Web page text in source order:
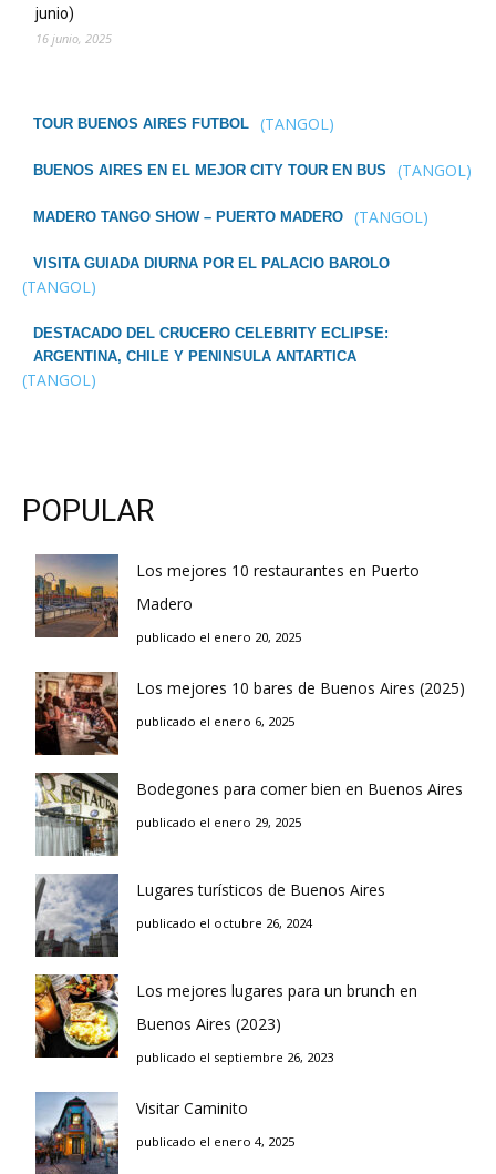
junio)
16 junio, 2025
TOUR BUENOS AIRES FUTBOL (TANGOL)
BUENOS AIRES EN EL MEJOR CITY TOUR EN BUS (TANGOL)
MADERO TANGO SHOW – PUERTO MADERO (TANGOL)
VISITA GUIADA DIURNA POR EL PALACIO BAROLO
(TANGOL)
DESTACADO DEL CRUCERO CELEBRITY ECLIPSE:
ARGENTINA, CHILE Y PENINSULA ANTARTICA
(TANGOL)
POPULAR
Los mejores 10 restaurantes en Puerto
Madero
publicado el enero 20, 2025
Los mejores 10 bares de Buenos Aires (2025)
publicado el enero 6, 2025
Bodegones para comer bien en Buenos Aires
publicado el enero 29, 2025
Lugares turísticos de Buenos Aires
publicado el octubre 26, 2024
Los mejores lugares para un brunch en
Buenos Aires (2023)
publicado el septiembre 26, 2023
Visitar Caminito
publicado el enero 4, 2025